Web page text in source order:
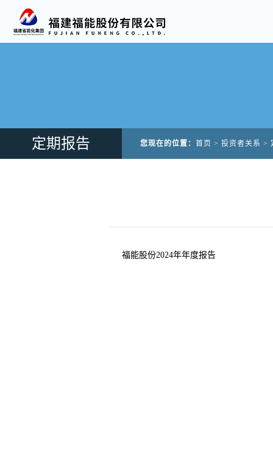
定期报告 您现在的位置： 首页 > 投资者关系 >
福能股份2024年年度报告